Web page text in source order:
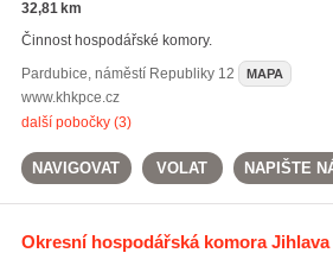
32,81 km
Činnost hospodářské komory.
Pardubice, náměstí Republiky 12 MAPA
www.khkpce.cz
další pobočky (3)
NAVIGOVAT VOLAT NAPIŠTE
Okresní hospodářská komora Jihlava